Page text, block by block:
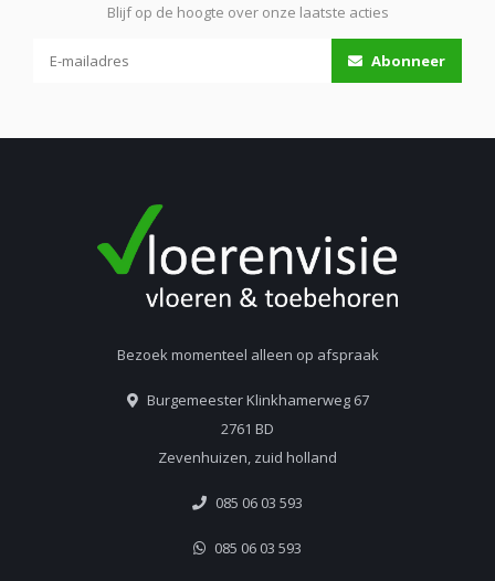
Blijf op de hoogte over onze laatste acties
Abonneer
Bezoek momenteel alleen op afspraak
Burgemeester Klinkhamerweg 67
2761 BD
Zevenhuizen, zuid holland
085 06 03 593
085 06 03 593